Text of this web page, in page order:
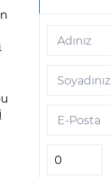
Adınız
Soyadınız
E-Posta